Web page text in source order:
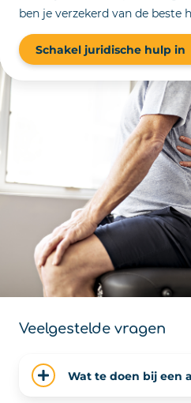
ben je verzekerd van de beste
Schakel juridische hulp in
Veelgestelde vragen
Wat te doen bij een